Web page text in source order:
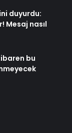
duyurdu:
Mesaj nasıl
bu